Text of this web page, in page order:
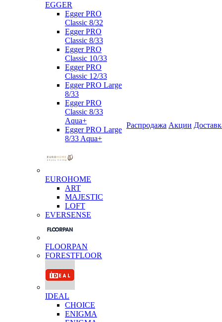
EGGER
Egger PRO
Classic 8/32
Egger PRO
Classic 8/33
Egger PRO
Classic 10/33
Egger PRO
Classic 12/33
Egger PRO Large
8/33
Egger PRO
Classic 8/33
Aqua+
Egger PRO Large
8/33 Aqua+
EUROHOME
ART
MAJESTIC
LOFT
EVERSENSE
FLOORPAN
FORESTFLOOR
IDEAL
CHOICE
ENIGMA
Распродажа Акции